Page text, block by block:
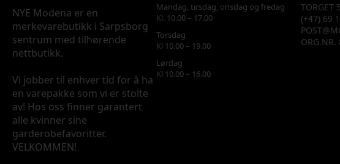
NYE Modena er en
merkevarebutikk i Sarpsborg
sentrum med tilhørende
nettbutikk.
Vi jobber til enhver tid for å ha
en varepakke som vi er stolte
av! Hos oss finner garantert
alle kvinner sine
garderobefavoritter.
VELKOMMEN!
Mandag, tirsdag, onsdag og fredag
Kl. 10.00 – 17.00
Torsdag
Kl 10.00 – 19.00
Lørdag
Kl 10.00 – 16.00
TORGET
(+47) 69